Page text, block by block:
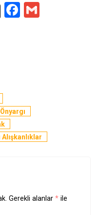
Facebook
Önyargı
Gerekli alanlar * ile